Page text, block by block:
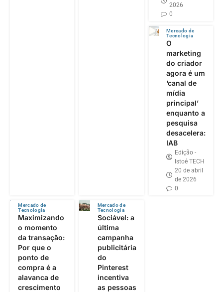
2026
0
Mercado de
Tecnologia
O
marketing
do criador
agora é um
‘canal de
mídia
principal’
enquanto a
pesquisa
desacelera:
IAB
Edição -
Istoé TECH
20 de abril
de 2026
0
Mercado de
Tecnologia
Maximizando
o momento
da transação:
Por que o
ponto de
compra é a
alavanca de
crescimento
Mercado de
Tecnologia
Sociável: a
última
campanha
publicitária
do
Pinterest
incentiva
as pessoas